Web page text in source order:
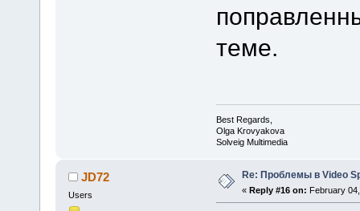
теме.
Best Regards,
Olga Krovyakova
Solveig Multimedia
JD72
Users
Re: Проблемы в Video
« Reply #16 on: February